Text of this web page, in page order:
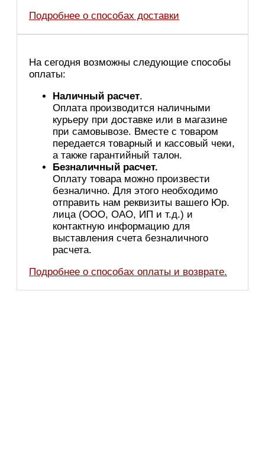
Подробнее о способах доставки
На сегодня возможны следующие способы
оплаты:
Наличный расчет.
Оплата производится наличными
курьеру при доставке или в магазине
при самовывозе. Вместе с товаром
передается товарный и кассовый чеки,
а также гарантийный талон.
Безналичный расчет.
Оплату товара можно произвести
безналично. Для этого необходимо
отправить нам реквизиты вашего Юр.
лица (ООО, ОАО, ИП и т.д.) и
контактную информацию для
выставления счета безналичного
расчета.
Подробнее о способах оплаты и возврате.